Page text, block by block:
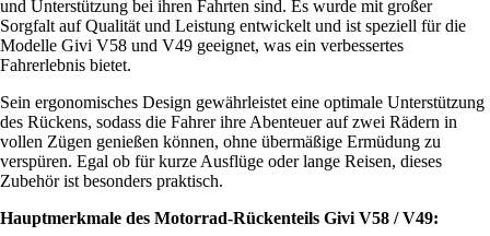
und Unterstützung bei ihren Fahrten sind. Es wurde mit großer
Sorgfalt auf Qualität und Leistung entwickelt und ist speziell für die
Modelle Givi V58 und V49 geeignet, was ein verbessertes
Fahrerlebnis bietet.
Sein ergonomisches Design gewährleistet eine optimale Unterstützung
des Rückens, sodass die Fahrer ihre Abenteuer auf zwei Rädern in
vollen Zügen genießen können, ohne übermäßige Ermüdung zu
verspüren. Egal ob für kurze Ausflüge oder lange Reisen, dieses
Zubehör ist besonders praktisch.
Hauptmerkmale des Motorrad-Rückenteils Givi V58 / V49: